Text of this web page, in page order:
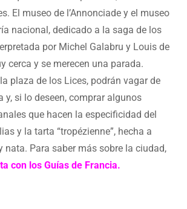
El museo de l’Annonciade y el museo
nacional, dedicado a la saga de los
por Michel Galabru y Louis de
cerca y se merecen una parada.
plaza de los Lices, podrán vagar de
y, si lo deseen, comprar algunos
que hacen la especificidad del
y la tarta “tropézienne”, hecha a
nata. Para saber más sobre la ciudad,
con los Guías de Francia.